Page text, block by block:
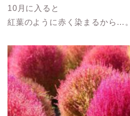
10月に入ると
紅葉のように赤く染まるから…。